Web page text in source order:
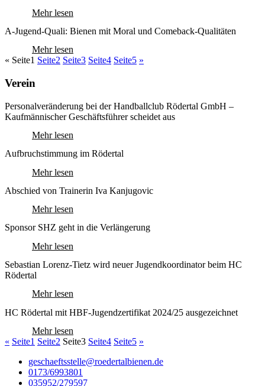
Mehr lesen
A-Jugend-Quali: Bienen mit Moral und Comeback-Qualitäten
Mehr lesen
« Seite1 Seite2 Seite3 Seite4 Seite5 »
Verein
Personalveränderung bei der Handballclub Rödertal GmbH –
Kaufmännischer Geschäftsführer scheidet aus
Mehr lesen
Aufbruchstimmung im Rödertal
Mehr lesen
Abschied von Trainerin Iva Kanjugovic
Mehr lesen
Sponsor SHZ geht in die Verlängerung
Mehr lesen
Sebastian Lorenz-Tietz wird neuer Jugendkoordinator beim HC
Rödertal
Mehr lesen
HC Rödertal mit HBF-Jugendzertifikat 2024/25 ausgezeichnet
Mehr lesen
« Seite1 Seite2 Seite3 Seite4 Seite5 »
geschaeftsstelle@roedertalbienen.de
0173/6993801
035952/279597